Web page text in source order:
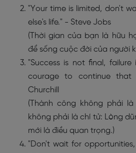
"Your time is limited, don't
else's life." - Steve Jobs
(Thời gian của bạn là hữu
để sống cuộc đời của người
"Success is not final,
courage to continue that
Churchill
(Thành công không phải
không phải là chí tử: Lòng
mới là điều quan trọng.)
"Don't wait for